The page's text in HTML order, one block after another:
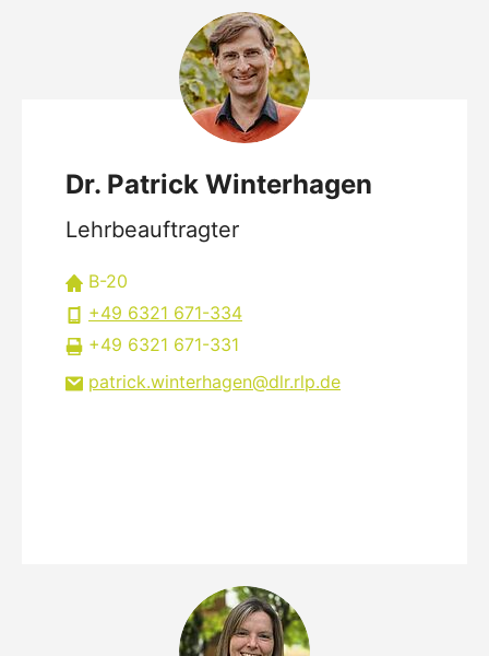
Dr. Patrick Winterhagen
Lehrbeauftragter
B-20
+49 6321 671-334
+49 6321 671-331
patrick.winterhagen
dlr.rlp de